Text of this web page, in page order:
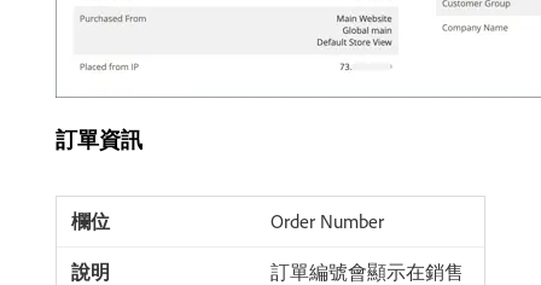
訂單資訊
Order Number
訂單編號會顯示在銷售